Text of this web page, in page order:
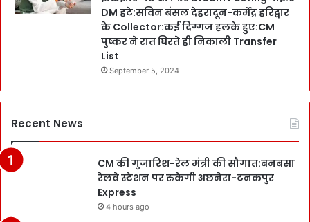
DM हटे:सविन बंसल देहरादून-कर्मेंद्र हरिद्वार
के Collector:कई दिग्गज हलके हुए:CM
पुष्कर ने रात घिरते ही निकाली Transfer
List
September 5, 2024
Recent News
CM की गुजारिश-रेल मंत्री की सौगात:बनबसा
रेलवे स्टेशन पर रुकेगी अछनेरा-टनकपुर
Express
4 hours ago